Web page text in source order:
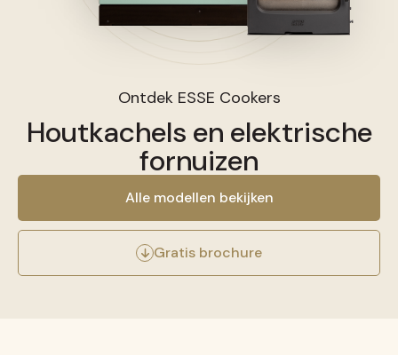
Ontdek ESSE Cookers
Houtkachels en elektrische
fornuizen
Alle modellen bekijken
Gratis brochure